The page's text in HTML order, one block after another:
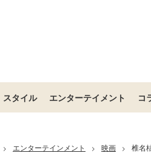
スタイル エンターテイメント コ
> エンターテインメント > 映画 >
椎名